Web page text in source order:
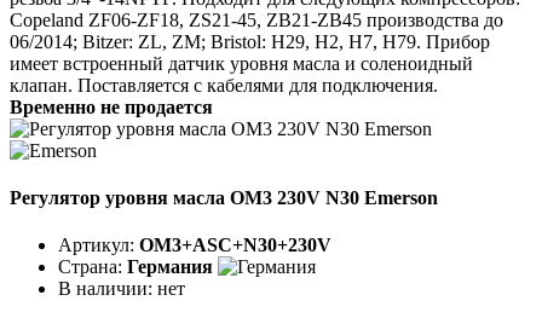
Copeland ZF06-ZF18, ZS21-45, ZB21-ZB45 производства до
06/2014; Bitzer: ZL, ZM; Bristol: H29, H2, H7, H79. Прибор
имеет встроенный датчик уровня масла и соленоидный
клапан. Поставляется с кабелями для подключения.
Временно не продается
Регулятор уровня масла OM3 230V N30 Emerson
Артикул: OM3+ASC+N30+230V
Страна: Германия
В наличии: нет